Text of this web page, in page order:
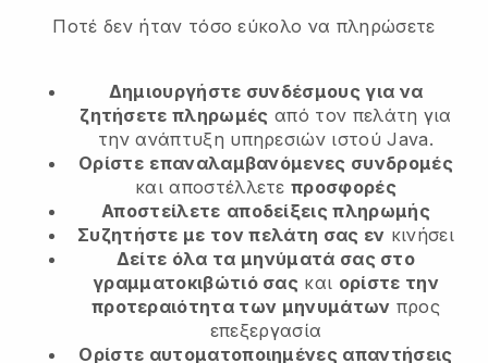
Ποτέ δεν ήταν τόσο εύκολο να πληρώσετε
Δημιουργήστε συνδέσμους για να
ζητήσετε πληρωμές από τον πελάτη για
την ανάπτυξη υπηρεσιών ιστού Java.
Ορίστε επαναλαμβανόμενες συνδρομές
και αποστέλλετεπροσφορές
Αποστείλετε αποδείξεις πληρωμής
Συζητήστε με τον πελάτη σας εν κινήσει
Δείτε όλα τα μηνύματά σας στο
γραμματοκιβώτιό σας και ορίστε την
προτεραιότητα των μηνυμάτων προς
επεξεργασία
Ορίστε αυτοματοποιημένες απαντήσεις